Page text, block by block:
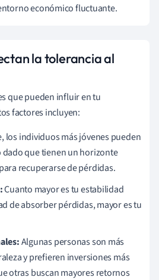
económico fluctuante.
la tolerancia al
que pueden influir en tu
factores incluyen:
los individuos más jóvenes pueden
dado que tienen un horizonte
recuperarse de pérdidas.
Cuanto mayor es tu estabilidad
de absorber pérdidas, mayor es tu
Algunas personas son más
y prefieren inversiones más
otras buscan mayores retornos